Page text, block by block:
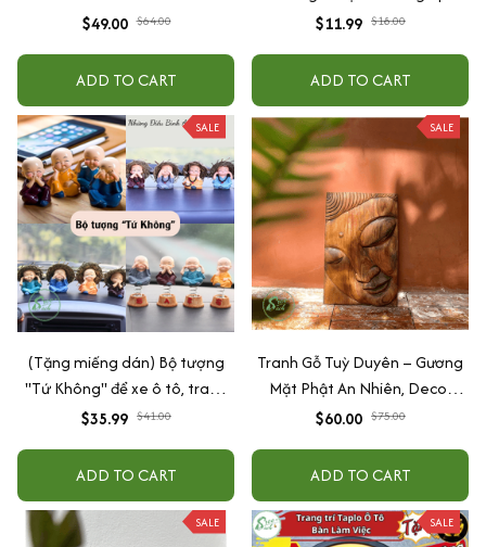
Để Bàn, Quà Tặng Bình An
$49.00 $64.00
ADD TO CART
phật bản mệnh, để ốp lưng
quang
$11.99 $18.00
ADD TO CART
SALE
(Tặng miếng dán) Bộ tượng
"Tứ Không" để xe ô tô, trang
trí nhà cửa bằng gốm sứ cao
$35.99 $41.00
ADD TO CART
SALE
Tranh Gỗ Tuỳ Duyên – Gương
Mặt Phật An Nhiên, Decor
Tâm Linh Treo Bàn/Tường,
$60.00 $75.00
ADD TO CART
SALE SALE